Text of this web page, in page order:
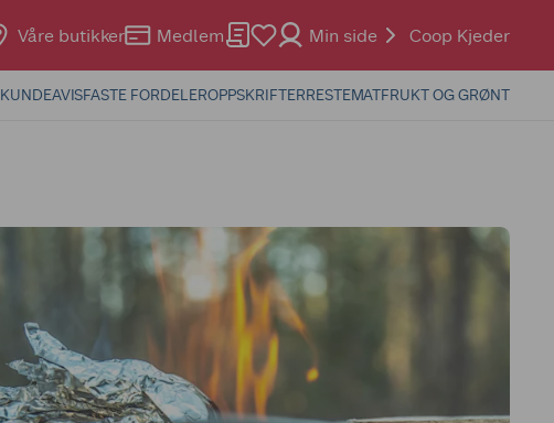
Våre butikker Medlem Min side Coop Kjeder
KUNDEAVISFASTE FORDELEROPPSKRIFTERRESTEMATFRUKT OG GRØNT